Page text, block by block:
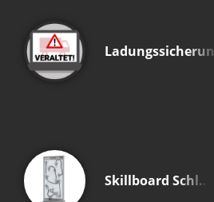
Ladungssicherung
Skillboard Schl…